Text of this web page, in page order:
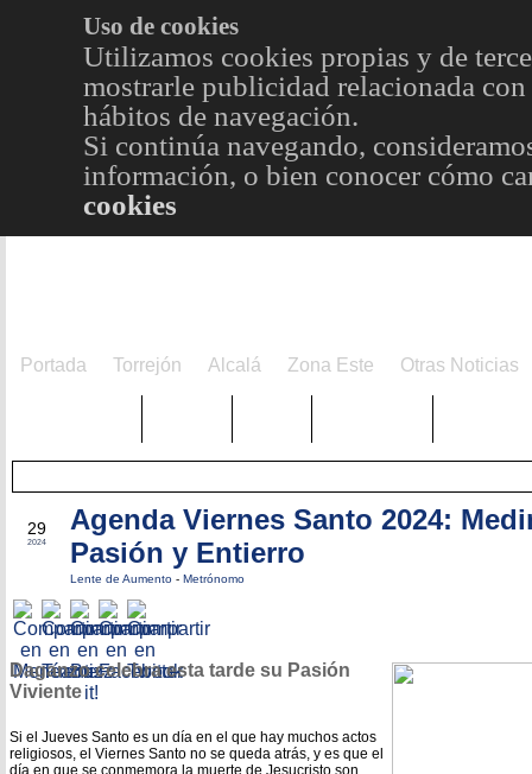
Uso de cookies
Utilizamos cookies propias y de
mostrarle publicidad relacionada
hábitos de navegación.
Si continúa navegando,
información, o bien conocer cómo
cookies
Portada Torrejón Alcalá Zona Este Otras Noticias
29
2024
Agenda Viernes Santo 2024:
Pasión y Entierro
Lente de Aumento - Metrónomo
Daganzo celebra esta tarde su Pasión
Viviente
Si el Jueves Santo es un día en el que hay muchos actos
religiosos, el Viernes Santo no se queda atrás, y es que el
día en que se conmemora la muerte de Jesucristo son